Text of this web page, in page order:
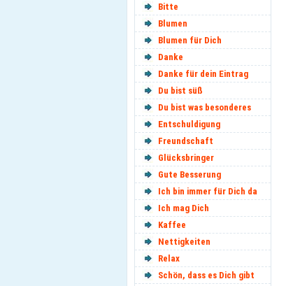
Bitte
Blumen
Blumen für Dich
Danke
Danke für dein Eintrag
Du bist süß
Du bist was besonderes
Entschuldigung
Freundschaft
Glücksbringer
Gute Besserung
Ich bin immer für Dich da
Ich mag Dich
Kaffee
Nettigkeiten
Relax
Schön, dass es Dich gibt